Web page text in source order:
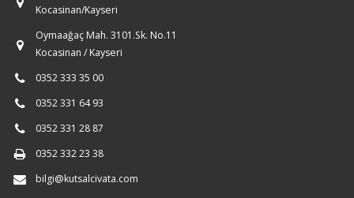
Kocasinan/Kayseri
Oymaağaç Mah. 3101.Sk. No.11
Kocasinan / Kayseri
0352 333 35 00
0352 331 64 93
0352 331 28 87
0352 332 23 38
bilgi@kutsalcivata.com